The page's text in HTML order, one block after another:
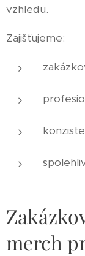
vzhledu.
Zajišťujeme:
merch